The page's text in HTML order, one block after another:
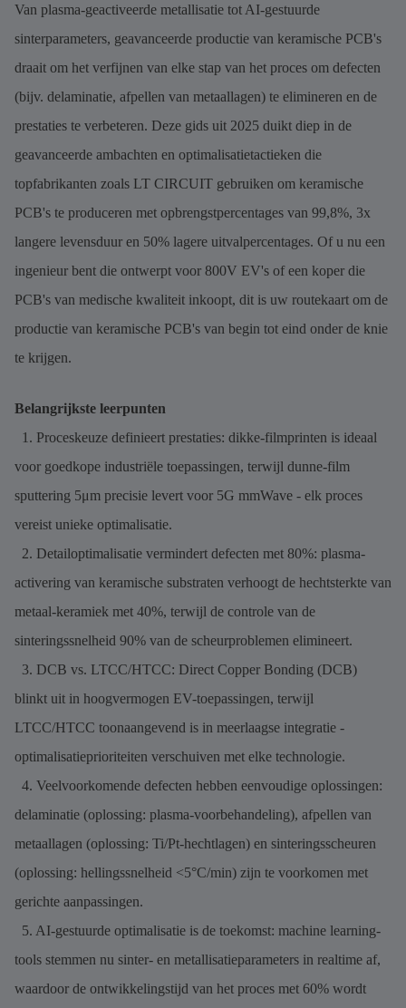
Van plasma-geactiveerde metallisatie tot AI-gestuurde
sinterparameters, geavanceerde productie van keramische PCB's
draait om het verfijnen van elke stap van het proces om defecten
(bijv. delaminatie, afpellen van metaallagen) te elimineren en de
prestaties te verbeteren. Deze gids uit 2025 duikt diep in de
geavanceerde ambachten en optimalisatietactieken die
topfabrikanten zoals LT CIRCUIT gebruiken om keramische
PCB's te produceren met opbrengstpercentages van 99,8%, 3x
langere levensduur en 50% lagere uitvalpercentages. Of u nu een
ingenieur bent die ontwerpt voor 800V EV's of een koper die
PCB's van medische kwaliteit inkoopt, dit is uw routekaart om de
productie van keramische PCB's van begin tot eind onder de knie
te krijgen.
Belangrijkste leerpunten
1. Proceskeuze definieert prestaties: dikke-filmprinten is ideaal
voor goedkope industriële toepassingen, terwijl dunne-film
sputtering 5μm precisie levert voor 5G mmWave - elk proces
vereist unieke optimalisatie.
2. Detailoptimalisatie vermindert defecten met 80%: plasma-
activering van keramische substraten verhoogt de hechtsterkte van
metaal-keramiek met 40%, terwijl de controle van de
sinteringssnelheid 90% van de scheurproblemen elimineert.
3. DCB vs. LTCC/HTCC: Direct Copper Bonding (DCB)
blinkt uit in hoogvermogen EV-toepassingen, terwijl
LTCC/HTCC toonaangevend is in meerlaagse integratie -
optimalisatieprioriteiten verschuiven met elke technologie.
4. Veelvoorkomende defecten hebben eenvoudige oplossingen:
delaminatie (oplossing: plasma-voorbehandeling), afpellen van
metaallagen (oplossing: Ti/Pt-hechtlagen) en sinteringsscheuren
(oplossing: hellingssnelheid <5°C/min) zijn te voorkomen met
gerichte aanpassingen.
5. AI-gestuurde optimalisatie is de toekomst: machine learning-
tools stemmen nu sinter- en metallisatieparameters in realtime af,
waardoor de ontwikkelingstijd van het proces met 60% wordt